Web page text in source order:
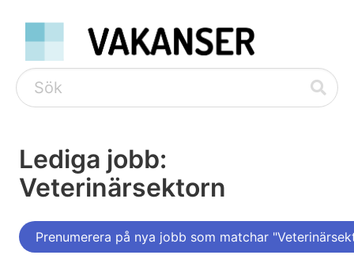
Lediga jobb:
Veterinärsektorn
Prenumerera på nya jobb som matchar